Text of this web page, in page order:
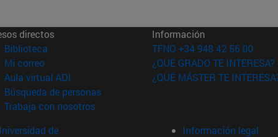
directos
Biblioteca (abre en nueva ventana)
Mi correo(abre en nueva ventana)
Aula virtual ADI (abre en nueva ventana)
Búsqueda de personas(abre en nueva ventana)
Trabaja con nosotros(abre en nueva ventana)
Información
TFNO +34 948 42 56 00
¿QUÉ GRADO TE INTERESA?
¿QUÉ MÁSTER TE
de
Información legal